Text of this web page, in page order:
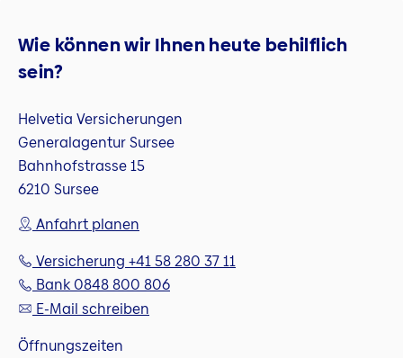
Wie können wir Ihnen heute behilflich
sein?
Helvetia Versicherungen
Generalagentur Sursee
Bahnhofstrasse 15
6210 Sursee
Anfahrt planen
Versicherung +41 58 280 37 11
Bank 0848 800 806
E-Mail schreiben
Öffnungszeiten